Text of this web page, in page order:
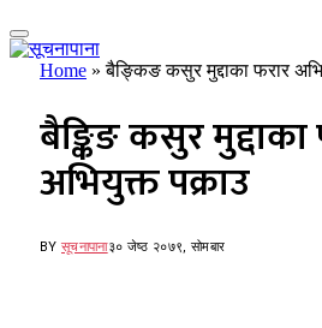
Home »बैङ्किङ कसुर मुद्दाका फरार
बैङ्किङ कसुर
अभियुक्त पक्राउ
BY सूचनापाना३० जेष्ठ २०७९, सोमबार